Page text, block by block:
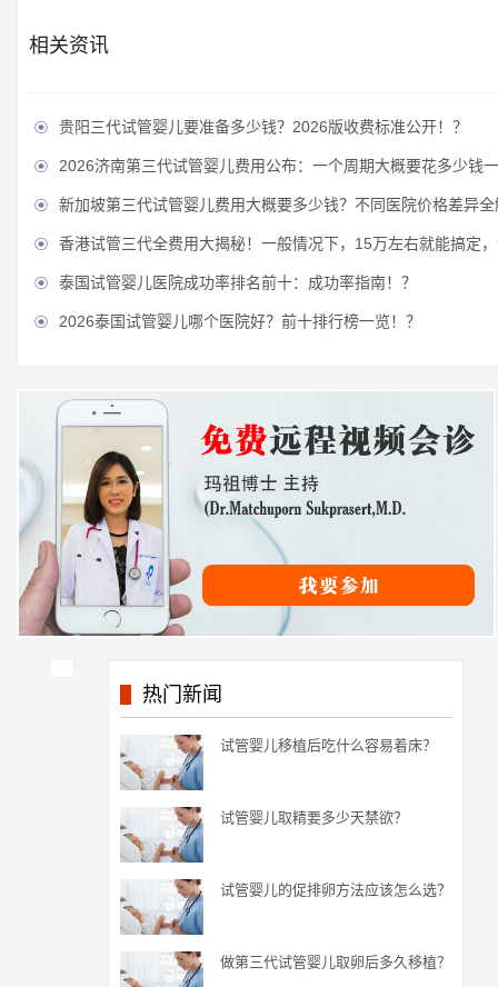
相关资讯
 贵阳三代试管婴儿要准备多少钱？2026版收费标准公开！？
 2026济南第三代试管婴儿费用公布：一个周期大概要花多少钱
 新加坡第三代试管婴儿费用大概要多少钱？不同医院价格差异
 香港试管三代全费用大揭秘！一般情况下，15万左右就能搞定，让
 泰国试管婴儿医院成功率排名前十：成功率指南！？
 2026泰国试管婴儿哪个医院好？前十排行榜一览！？
热门新闻
试管婴儿移植后吃什么容易着床？
试管婴儿取精要多少天禁欲？
试管婴儿的促排卵方法应该怎么选？
做第三代试管婴儿取卵后多久移植？